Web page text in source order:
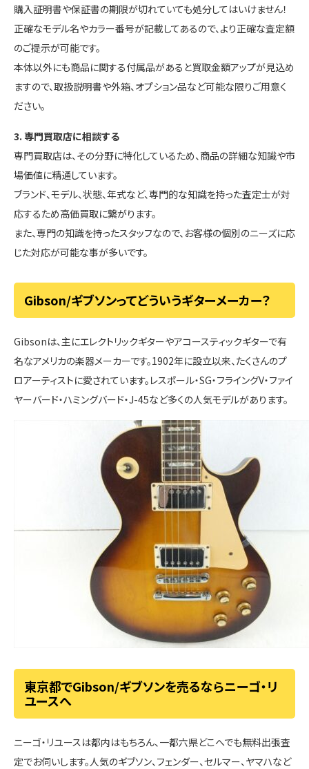
購入証明書や保証書の期限が切れていても処分してはいけません！
正確なモデル名やカラー番号が記載してあるので、より正確な査定額
のご提示が可能です。
本体以外にも商品に関する付属品があると買取金額アップが見込め
ますので、取扱説明書や外箱、オプション品など可能な限りご用意く
ださい。
3. 専門買取店に相談する
専門買取店は、その分野に特化しているため、商品の詳細な知識や市
場価値に精通しています。
ブランド、モデル、状態、年式など、専門的な知識を持った査定士が対
応するため高価買取に繋がります。
また、専門の知識を持ったスタッフなので、お客様の個別のニーズに応
じた対応が可能な事が多いです。
Gibson/ギブソンってどういうギターメーカー？
Gibsonは、主にエレクトリックギターやアコースティックギターで有
名なアメリカの楽器メーカーです。1902年に設立以来、たくさんのプ
ロアーティストに愛されています。レスポール・SG・フライングV・ファイ
ヤーバード・ハミングバード・J-45など多くの人気モデルがあります。
東京都でGibson/ギブソンを売るならニーゴ・リ
ユースへ
ニーゴ・リユースは都内はもちろん、一都六県どこへでも無料出張査
定でお伺いします。人気のギブソン、フェンダー、セルマー、ヤマハなど